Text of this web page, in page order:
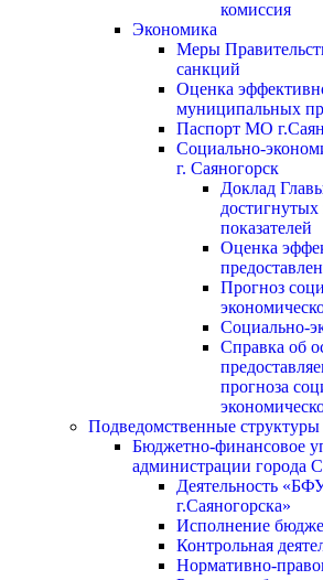
комиссия
Экономика
Меры
санкций
Оценка
муниципальных
Паспорт МО
Социально-
г. Саяногорск
Доклад
достигнутых
показателей
Оценка
Прогноз
Социально-
Справка об
прогноза
Подведомственные структуры
Бюджетно-финансовое
администрации города
Деятельность
г.Саяногорска»
Исполнение
Контрольная
Нормативно-